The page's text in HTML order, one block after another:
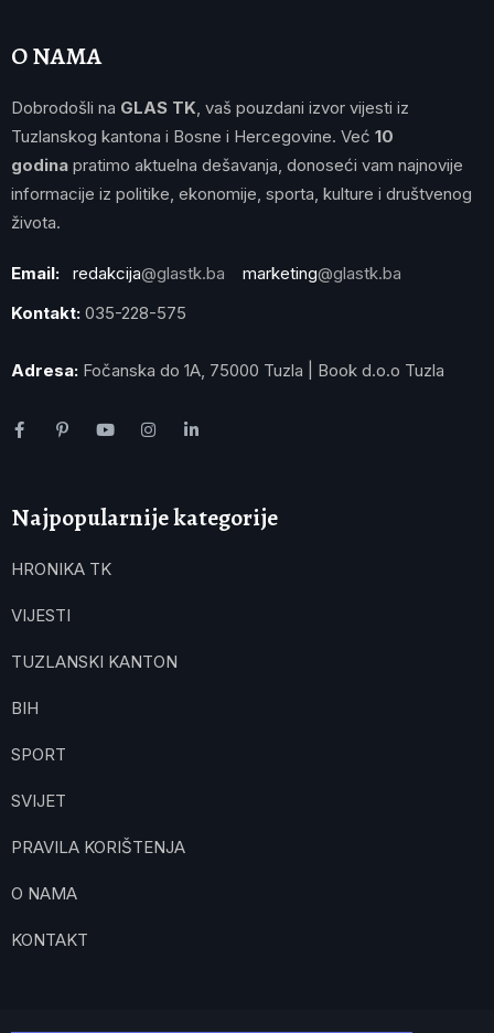
O NAMA
Dobrodošli na GLAS TK , vaš pouzdani izvor vijesti iz
Tuzlanskog kantona i Bosne i Hercegovine. Već 10
godina pratimo aktuelna dešavanja, donoseći vam najnovije
informacije iz politike, ekonomije, sporta, kulture i društvenog
života.
Email: redakcija@glastk.ba marketing@glastk.ba
Kontakt: 035-228-575
Adresa: Fočanska do 1A, 75000 Tuzla | Book d.o.o Tuzla
Najpopularnije kategorije
HRONIKA TK
VIJESTI
TUZLANSKI KANTON
BIH
SPORT
SVIJET
PRAVILA KORIŠTENJA
O NAMA
KONTAKT